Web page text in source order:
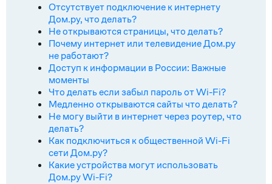
Отсутствует подключение к интернету
Дом.ру, что делать?
Не открываются страницы, что делать?
Почему интернет или телевидение Дом.ру
не работают?
Доступ к информации в России: Важные
моменты
Что делать если забыл пароль от Wi-Fi?
Медленно открываются сайты что делать?
Не могу выйти в интернет через роутер, что
делать?
Как подключиться к общественной Wi-Fi
сети Дом.ру?
Какие устройства могут использовать
Дом.ру Wi-Fi?